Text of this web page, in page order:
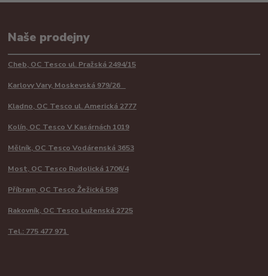
Naše prodejny
Cheb, OC Tesco ul. Pražská 2494/15
Karlovy Vary, Moskevská 979/26
Kladno, OC Tesco ul. Americká 2777
Kolín, OC Tesco V Kasárnách 1019
Mělník, OC Tesco Vodárenská 3653
Most, OC Tesco Rudolická 1706/4
Příbram, OC Tesco Žežická 598
Rakovník, OC Tesco Luženská 2725
Tel.: 775 477 971